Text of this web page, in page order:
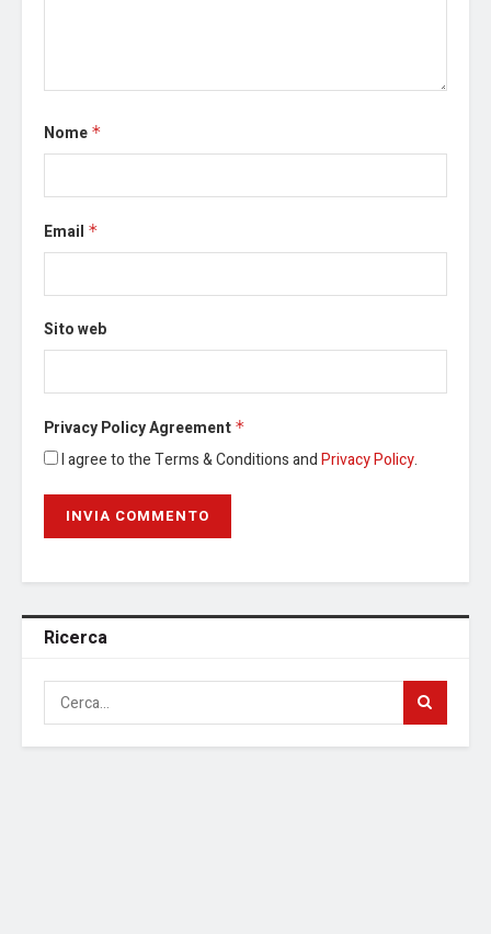
Nome *
Email *
Sito web
Privacy Policy Agreement *
I agree to the Terms & Conditions andPrivacy Policy.
Ricerca